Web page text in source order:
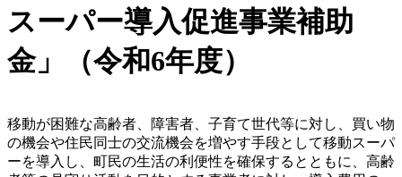
スーパー導入促進事業補助
金」（令和6年度）
移動が困難な高齢者、障害者、子育て世代等に対し、買い物
の機会や住民同士の交流機会を増やす手段として移動スーパ
ーを導入し、町民の生活の利便性を確保するとともに、高齢